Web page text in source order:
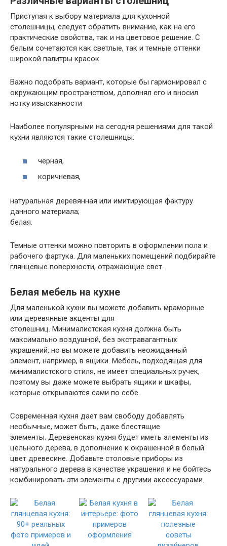
Приступая к выбору материала для кухонной
столешницы, следует обратить внимание, как на его
практические свойства, так и на цветовое решение. С
белым сочетаются как светлые, так и темные оттенки
широкой палитры красок
Важно подобрать вариант, которые бы гармонировал с
окружающим пространством, дополнял его и вносил
нотку изысканности
Наиболее популярными на сегодня решениями для такой
кухни являются такие столешницы:
черная,
коричневая,
натуральная деревянная или имитирующая фактуру
данного материала;
белая.
Темные оттенки можно повторить в оформлении пола и
рабочего фартука. Для маленьких помещений подбирайте
глянцевые поверхности, отражающие свет.
Белая мебель на кухне
Для маленькой кухни вы можете добавить мраморные
или деревянные акценты для
столешниц. Минималистская кухня должна быть
максимально воздушной, без экстравагантных
украшений, но вы можете добавить неожиданный
элемент, например, в ящики. Мебель, подходящая для
минималистского стиля, не имеет специальных ручек,
поэтому вы даже можете выбрать ящики и шкафы,
которые открываются сами по себе.
Современная кухня дает вам свободу добавлять
необычные, может быть, даже блестящие
элементы. Деревенская кухня будет иметь элементы из
цельного дерева, в дополнение к окрашенной в белый
цвет древесине. Добавьте столовые приборы из
натурального дерева в качестве украшения и не бойтесь
комбинировать эти элементы с другими аксессуарами.